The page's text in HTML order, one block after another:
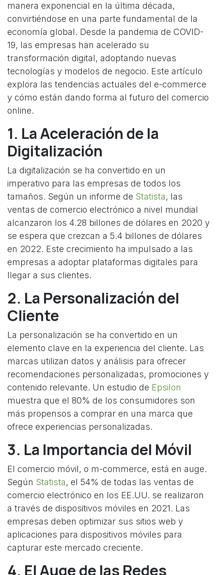
manera exponencial en la última década,
convirtiéndose en una parte fundamental de la
economía global. Desde la pandemia de COVID-
19, las empresas han acelerado su
transformación digital, adoptando nuevas
tecnologías y modelos de negocio. Este artículo
explora las tendencias actuales del e-commerce
y cómo están dando forma al futuro del comercio
online.
1. La Aceleración de la
Digitalización
La digitalización se ha convertido en un
imperativo para las empresas de todos los
tamaños. Según un informe de Statista, las
ventas de comercio electrónico a nivel mundial
alcanzaron los 4.28 billones de dólares en 2020 y
se espera que crezcan a 5.4 billones de dólares
en 2022. Este crecimiento ha impulsado a las
empresas a adoptar plataformas digitales para
llegar a sus clientes.
2. La Personalización del
Cliente
La personalización se ha convertido en un
elemento clave en la experiencia del cliente. Las
marcas utilizan datos y análisis para ofrecer
recomendaciones personalizadas, promociones y
contenido relevante. Un estudio de Epsilon
muestra que el 80% de los consumidores son
más propensos a comprar en una marca que
ofrece experiencias personalizadas.
3. La Importancia del Móvil
El comercio móvil, o m-commerce, está en auge.
Según Statista, el 54% de todas las ventas de
comercio electrónico en los EE.UU. se realizaron
a través de dispositivos móviles en 2021. Las
empresas deben optimizar sus sitios web y
aplicaciones para dispositivos móviles para
capturar este mercado creciente.
4. El Auge de las Redes